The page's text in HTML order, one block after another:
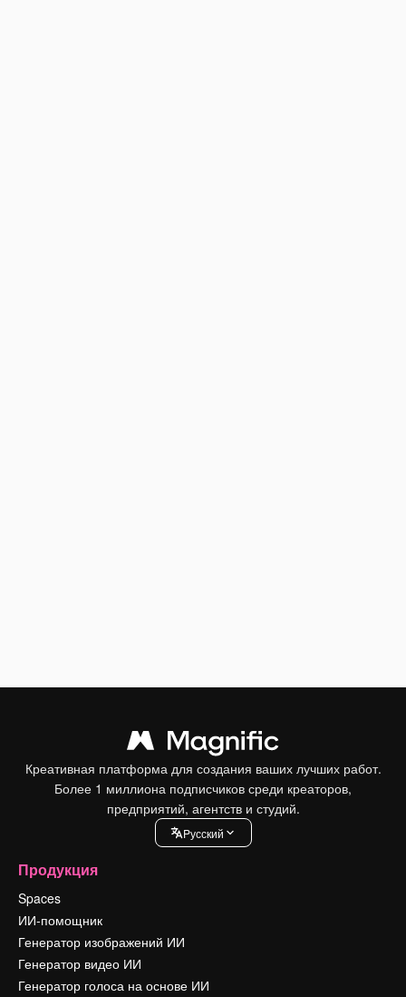
Креативная платформа для создания ваших лучших работ.
Более 1 миллиона подписчиков среди креаторов,
предприятий, агентств и студий.
Pусский
Продукция
Spaces
ИИ-помощник
Генератор изображений ИИ
Генератор видео ИИ
Генератор голоса на основе ИИ